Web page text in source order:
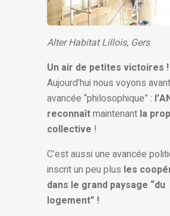
Alter Habitat Lillois, Gers
Un air de petites victoires !
Aujourd’hui nous voyons
avancée “philosophique” :
reconnaîtmaintenant la
collective !
C’est aussi une avancée
inscrit un peu plus les
dans le grand paysage “du
logement” !